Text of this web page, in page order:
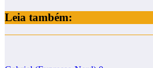
Leia também: